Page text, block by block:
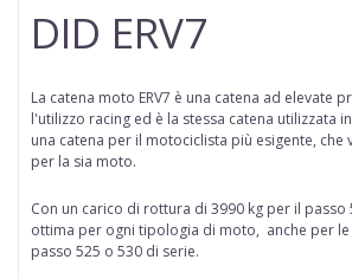
DID ERV7
La catena moto ERV7 è una catena ad elevate
l'utilizzo racing ed è la stessa catena utilizzata
una catena per il motociclista più esigente, che
per la sia moto.
Con un carico di rottura di 3990 kg per il passo
ottima per ogni tipologia di moto, anche per
passo 525 o 530 di serie.